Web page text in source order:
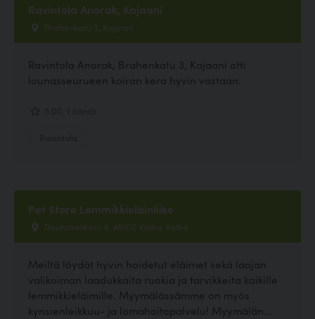
Ravintola Anorak, Kajaani
Brahenkatu 3, Kajaani
Ravintola Anorak, Brahenkatu 3, Kajaani otti
lounasseurueen koiran kera hyvin vastaan.
Pet Store Lemmikkieläinliike
Rautatienkatu 4, 48100 Kotka, Kotka
Meiltä löydät hyvin hoidetut eläimet sekä laajan
valikoiman laadukkaita ruokia ja tarvikkeita kaikille
lemmikkieläimille. Myymälässämme on myös
kynsienleikkuu- ja lomahoitopalvelu! Myymälän...